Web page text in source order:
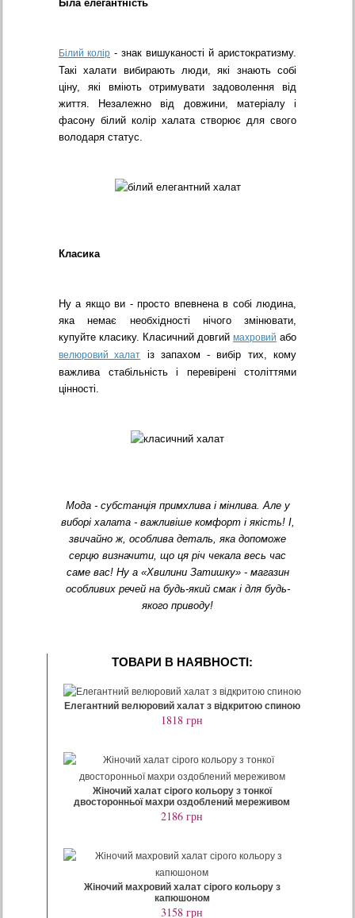
Біла елегантність
Білий колір - знак вишуканості й аристократизму.
Такі халати вибирають люди, які знають собі
ціну, які вміють отримувати задоволення від
життя. Незалежно від довжини, матеріалу і
фасону білий колір халата створює для свого
володаря статус.
Класика
Ну а якщо ви - просто впевнена в собі людина,
яка немає необхідності нічого змінювати,
купуйте класику. Класичний довгий махровий або
велюровий халат із запахом - вибір тих, кому
важлива стабільність і перевірені століттями
цінності.
Мода - субстанція примхлива і мінлива. Але у
виборі халата - важливіше комфорт і якість! І,
звичайно ж, особлива деталь, яка допоможе
серцю визначити, що ця річ чекала весь час
саме вас! Ну а «Хвилини Затишку» - магазин
особливих речей на будь-який смак і для будь-
якого приводу!
ТОВАРИ В НАЯВНОСТI:
Елегантний велюровий халат з відкритою спиною
1818 грн
Жіночий халат сірого кольору з тонкої
двосторонньої махри оздоблений мереживом
2186 грн
Жіночий махровий халат сірого кольору з
капюшоном
3158 грн